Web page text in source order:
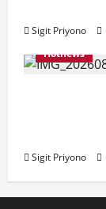
Sigit Priyono
Hotnews
Sigit Priyono